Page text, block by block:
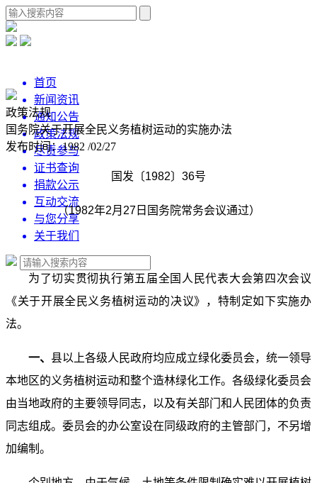
首页
新闻资讯
通知公告
政策法规
尽责参与
证书查询
捐款公示
互动交流
与您分享
关于我们
政策法规
国务院关于开展全民义务植树运动的实施办法
发布时间：1982 /02/27
国发〔1982〕36号
（1982年2月27日国务院常务会议通过）
为了切实贯彻执行第五届全国人民代表大会第四次会议
《关于开展全民义务植树运动的决议》，特制定如下实施办
法。
一、 县以上各级人民政府均应成立绿化委员会，统一领导
本地区的义务植树运动和整个造林绿化工作。各级绿化委员会
由当地政府的主要领导同志，以及有关部门和人民团体的负责
同志组成。委员会的办公室设在同级政府的主管部门，不另增
加编制。